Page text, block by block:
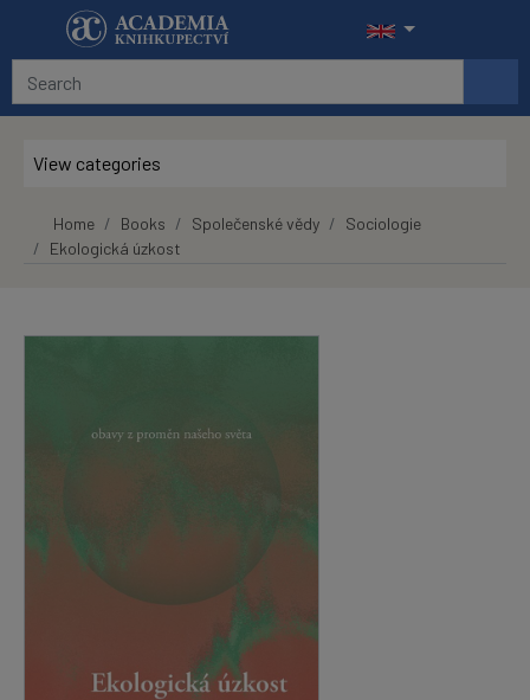
Skip to main content
View categories
Home Books Společenské vědy
Sociologie
Ekologická úzkost